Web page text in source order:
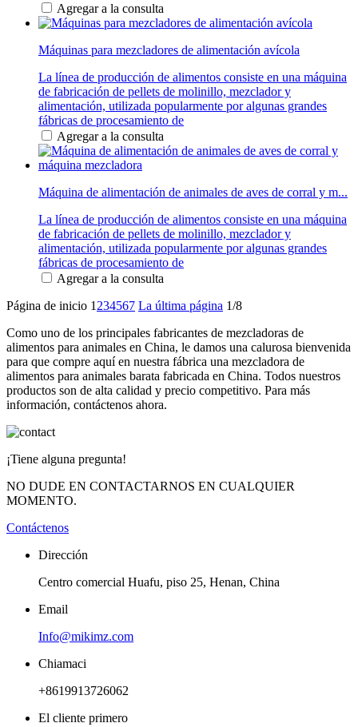
Agregar a la consulta
Máquinas para mezcladores de alimentación avícola
La línea de producción de alimentos consiste en una máquina
de fabricación de pellets de molinillo, mezclador y
alimentación, utilizada popularmente por algunas grandes
fábricas de procesamiento de
Agregar a la consulta
Máquina de alimentación de animales de aves de corral y m...
La línea de producción de alimentos consiste en una máquina
de fabricación de pellets de molinillo, mezclador y
alimentación, utilizada popularmente por algunas grandes
fábricas de procesamiento de
Agregar a la consulta
Página de inicio 1 234567 La última página 1/8
Como uno de los principales fabricantes de mezcladoras de
alimentos para animales en China, le damos una calurosa bienvenida
para que compre aquí en nuestra fábrica una mezcladora de
alimentos para animales barata fabricada en China. Todos nuestros
productos son de alta calidad y precio competitivo. Para más
información, contáctenos ahora.
¡Tiene alguna pregunta!
NO DUDE EN CONTACTARNOS EN CUALQUIER
MOMENTO.
Contáctenos
Dirección
Centro comercial Huafu, piso 25, Henan, China
Email
Info@mikimz.com
Chiamaci
+8619913726062
El cliente primero